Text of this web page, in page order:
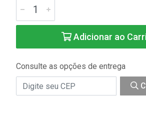
Adicionar ao
Consulte as opções de entrega